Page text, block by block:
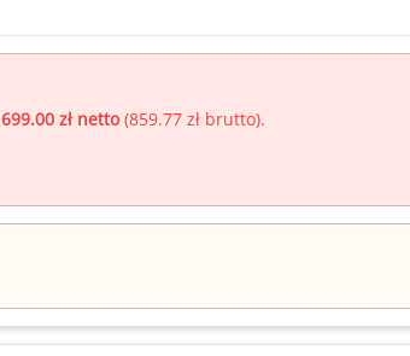
699.00 zł netto(859.77 zł brutto).